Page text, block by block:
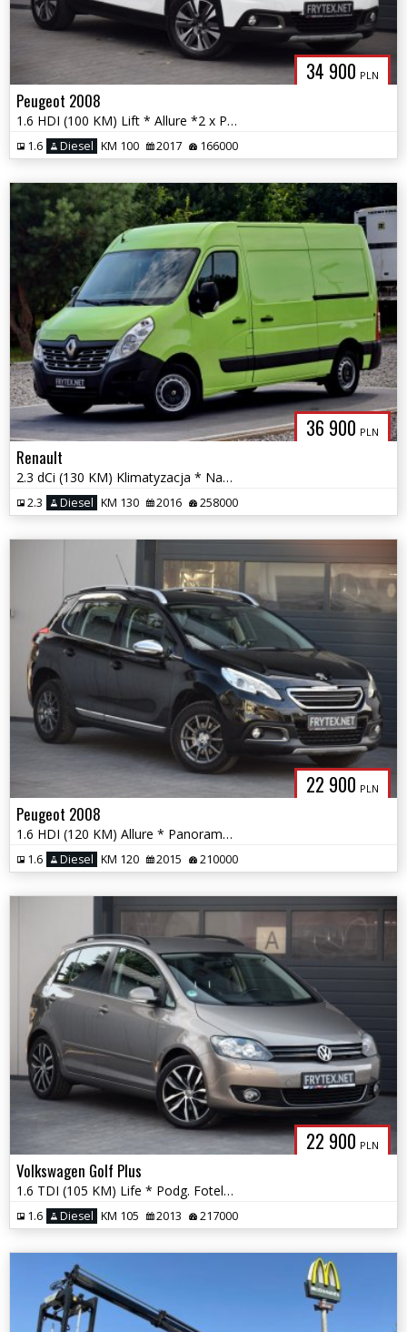
34 900 PLN
Peugeot 2008
1.6 HDI (100 KM) Lift * Allure *2 x PDC * Półskóra * Nawigacja *
1.6 Diesel KM 100 2017 166000
36 900 PLN
Renault
2.3 dCi (130 KM) Klimatyzacja * Nawigacja * 3 os. * PDC * Hak *
2.3 Diesel KM 130 2016 258000
22 900 PLN
Peugeot 2008
1.6 HDI (120 KM) Allure * Panorama * Półskóra * PDC * Nawigacja *
1.6 Diesel KM 120 2015 210000
22 900 PLN
Volkswagen Golf Plus
1.6 TDI (105 KM) Life * Podg. Fotele * 2xPDC * Climatronic * Gwarancja
1.6 Diesel KM 105 2013 217000